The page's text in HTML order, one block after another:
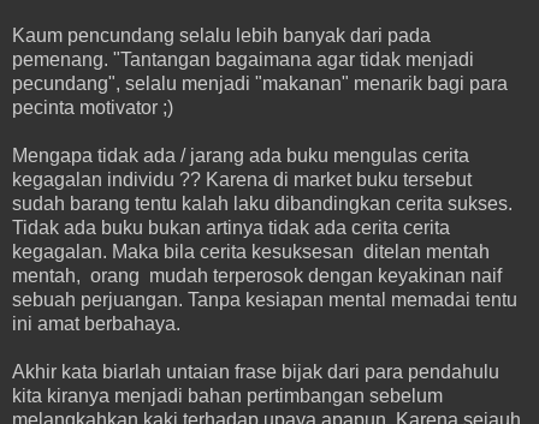
Kaum pencundang selalu lebih banyak dari pada
pemenang. "Tantangan bagaimana agar tidak menjadi
pecundang", selalu menjadi "makanan" menarik bagi para
pecinta motivator ;)
Mengapa tidak ada / jarang ada buku mengulas cerita
kegagalan individu ?? Karena di market buku tersebut
sudah barang tentu kalah laku dibandingkan cerita sukses.
Tidak ada buku bukan artinya tidak ada cerita cerita
kegagalan. Maka bila cerita kesuksesan ditelan mentah
mentah, orang mudah terperosok dengan keyakinan naif
sebuah perjuangan. Tanpa kesiapan mental memadai tentu
ini amat berbahaya.
Akhir kata biarlah untaian frase bijak dari para pendahulu
kita kiranya menjadi bahan pertimbangan sebelum